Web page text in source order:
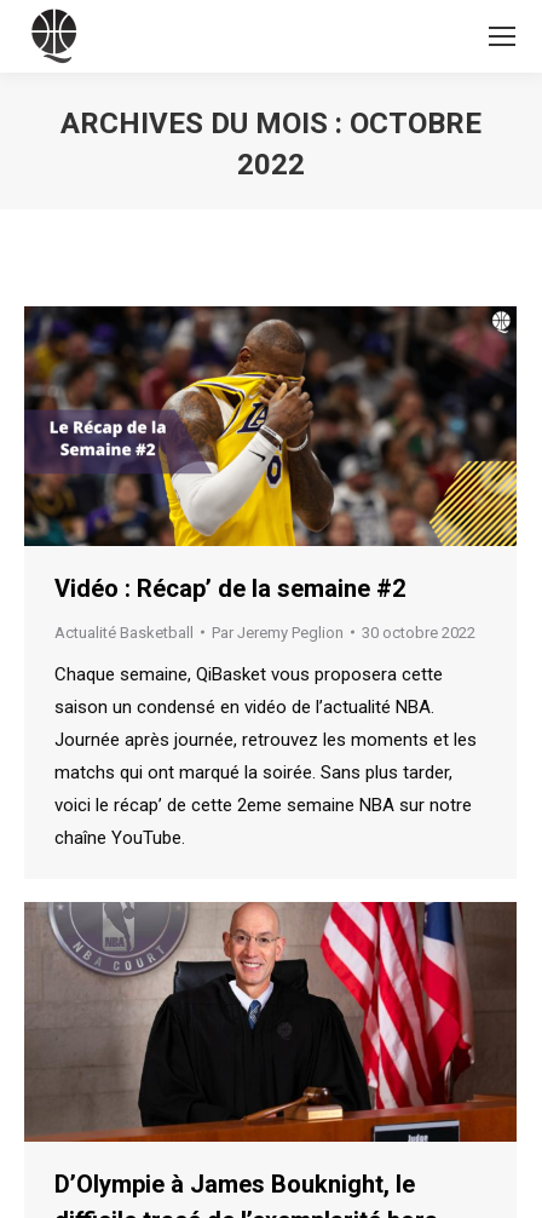
ARCHIVES DU MOIS : OCTOBRE
2022
Vidéo : Récap’ de la semaine #2
Actualité Basketball Par Jeremy Peglion 30 octobre 2022
Chaque semaine, QiBasket vous proposera cette
saison un condensé en vidéo de l’actualité NBA.
Journée après journée, retrouvez les moments et les
matchs qui ont marqué la soirée. Sans plus tarder,
voici le récap’ de cette 2eme semaine NBA sur notre
chaîne YouTube.
D’Olympie à James Bouknight, le